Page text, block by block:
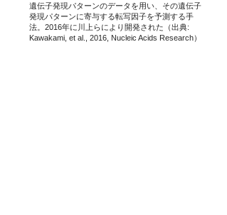
遺伝子発現パターンのデータを用い、その遺伝子
発現パターンに寄与する転写因子を予測する手
法。2016年に川上らにより開発された（出典:
Kawakami, et al., 2016, Nucleic Acids Research）